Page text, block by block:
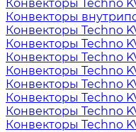
Конвекторы Techno
Конвекторы
Конвекторы Techno
Конвекторы Techno
Конвекторы Techno
Конвекторы Techno
Конвекторы Techno
Конвекторы Techno
Конвекторы Techno
Конвекторы Techno